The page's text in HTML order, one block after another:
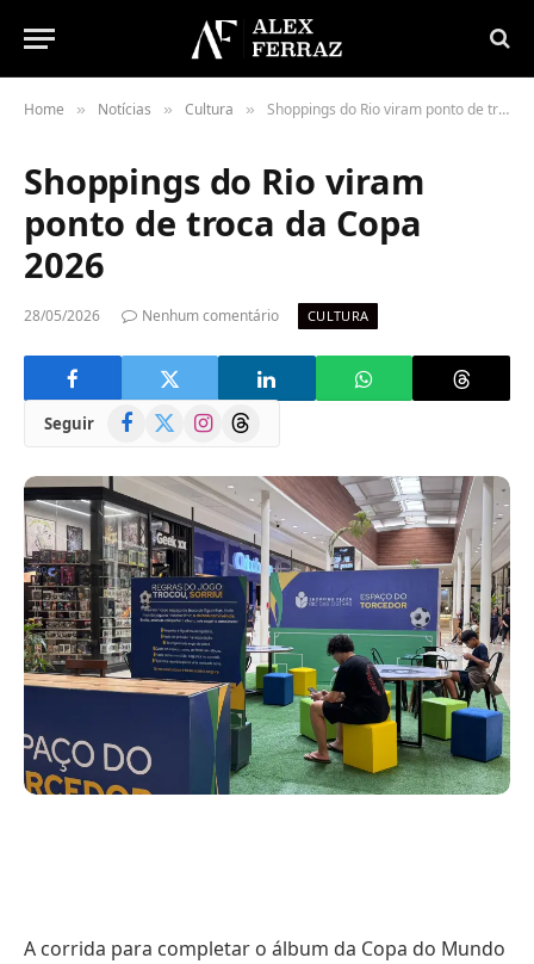
Home » Notícias » Cultura » Shoppings do Rio viram ponto de troca da Copa 2026
Shoppings do Rio viram
ponto de troca da Copa
2026
28/05/2026 Nenhum comentário CULTURA
Seguir Facebook
(Twitter)
InstagramThreads
A corrida para completar o álbum da Copa do Mundo